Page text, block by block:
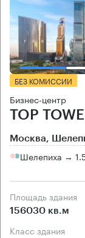
БЕЗ КОМИССИИ
Бизнес-центр
TOP
Москва,
Шелепиха →
Площадь здания
156030 кв.м
Класс здания